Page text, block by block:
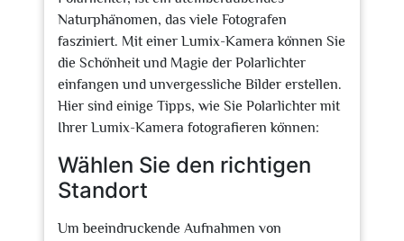
Naturphänomen, das viele Fotografen
fasziniert. Mit einer Lumix-Kamera können Sie
die Schönheit und Magie der Polarlichter
einfangen und unvergessliche Bilder erstellen.
Hier sind einige Tipps, wie Sie Polarlichter mit
Ihrer Lumix-Kamera fotografieren können:
Wählen Sie den richtigen
Standort
Um beeindruckende Aufnahmen von